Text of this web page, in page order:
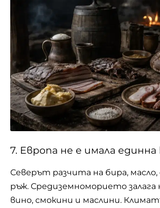
7. Европа не е имала единна
Северът разчита на бира, масло,
ръж. Средиземноморието залага
вино, смокини и маслини.